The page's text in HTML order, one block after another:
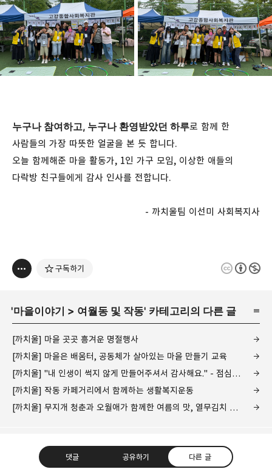
누구나 참여하고, 누구나 환영받았던 하루로 함께 한
사람들의 가장 따뜻한 얼굴을 본 듯 합니다.
오늘 함께해준 마을 활동가, 1인 가구 모임, 이상한 애들의
다락방 친구들에게 감사 인사를 전합니다.
- 까치울팀 이선미 사회복지사
구독하기
'마을이야기 > 여월동 및 작동' 카테고리의 다른 글
[까치울] 마을 곳곳 흥겨운 명절행사
[까치울] 마을은 배움터, 공동체가 살아있는 마을 만들기 교육
[까치울] "내 인생이 썩지 않게 만들어주셔서 감사해요." - 점심식사 나들이🥰
[까치울] 작동 카페거리에서 함께하는 생활복지운동
[까치울] 무지개 청춘과 오월애가 함께한 여름의 맛, 열무김치 이야기😋
댓글 공유하기 다른 글